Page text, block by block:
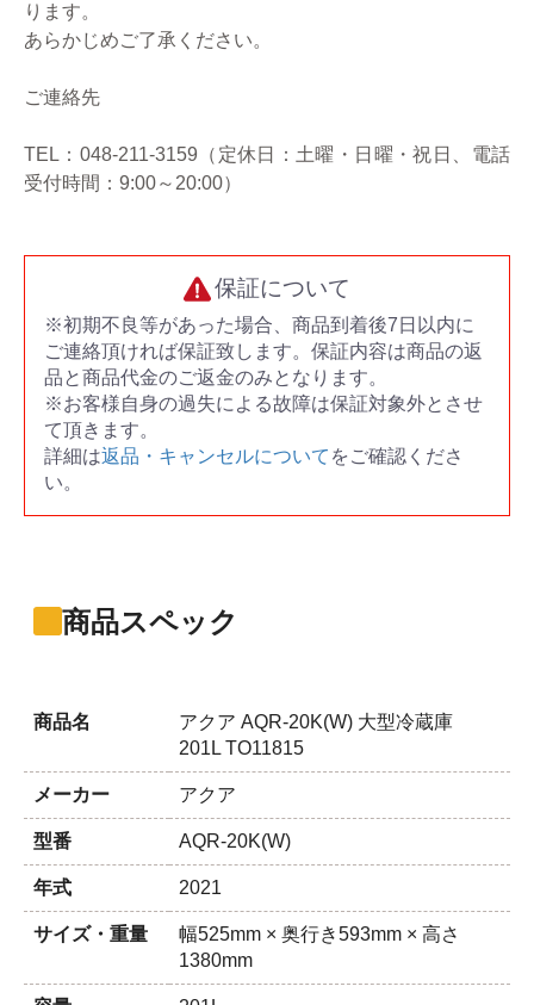
ります。
あらかじめご了承ください。
ご連絡先
TEL：048-211-3159（定休日：土曜・日曜・祝日、電話
受付時間：9:00～20:00）
保証について
※初期不良等があった場合、商品到着後7日以内に
ご連絡頂ければ保証致します。保証内容は商品の返
品と商品代金のご返金のみとなります。
※お客様自身の過失による故障は保証対象外とさせ
て頂きます。
詳細は返品・キャンセルについて をご確認くださ
い。
商品スペック
商品名
アクア AQR-20K(W) 大型冷蔵庫
201L TO11815
メーカー アクア
型番 AQR-20K(W)
年式 2021
サイズ・重量
幅525mm × 奥行き593mm × 高さ
1380mm